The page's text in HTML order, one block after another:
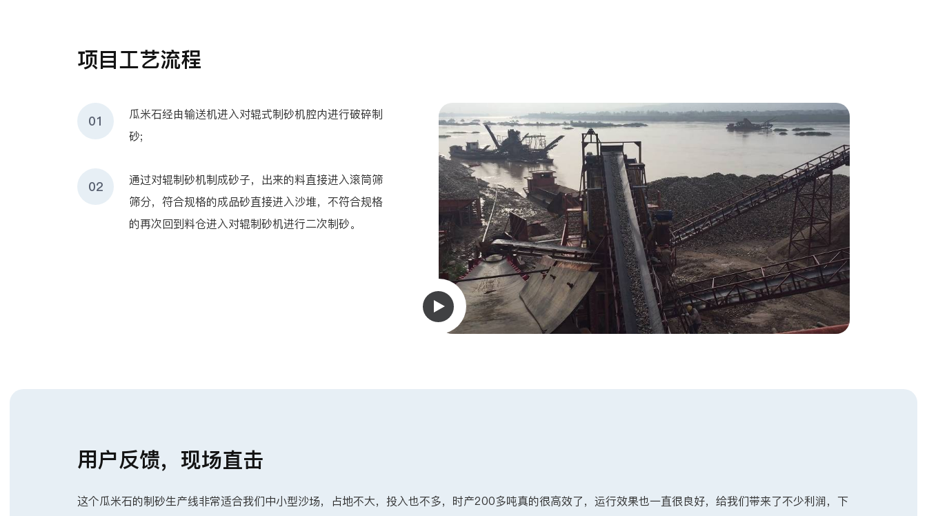
项目工艺流程
01
瓜米石经由输送机进入对辊式制砂机腔内进行破碎制
砂;
02
通过对辊制砂机制成砂子，出来的料直接进入滚筒筛
筛分，符合规格的成品砂直接进入沙堆，不符合规格
的再次回到料仓进入对辊制砂机进行二次制砂。
用户反馈，现场直击
这个瓜米石的制砂生产线非常适合我们中小型沙场，占地不大，投入也不多，时产200多吨真的很高效了，运行效果也一直很良好，给我们带来了不少利润，下